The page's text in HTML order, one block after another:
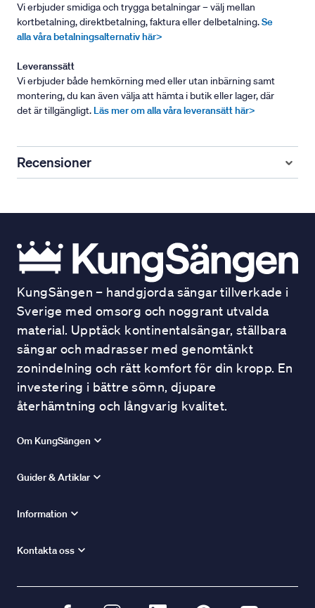
Vi erbjuder smidiga och trygga betalningar – välj mellan
kortbetalning, direktbetalning, faktura eller delbetalning.Se
alla våra betalningsalternativ här>
Leveranssätt
Vi erbjuder både hemkörning med eller utan inbärning samt
montering, du kan även välja att hämta i butik eller lager, där
det är tillgängligt. Läs mer om alla våra leveransätt här>
Recensioner
KungSängen – handgjorda sängar tillverkade i
Sverige med omsorg och noggrant utvalda
material. Upptäck kontinentalsängar, ställbara
sängar och madrasser med genomtänkt
zonindelning och rätt komfort för din kropp. En
investering i bättre sömn, djupare
återhämtning och långvarig kvalitet.
Om KungSängen
Guider & Artiklar
Information
Kontakta oss